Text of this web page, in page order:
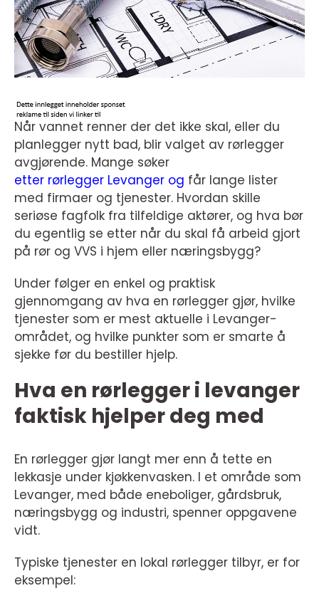
Når vannet renner der det ikke skal, eller du
planlegger nytt bad, blir valget av rørlegger
avgjørende. Mange søker
etter rørlegger Levanger og får lange lister
med firmaer og tjenester. Hvordan skille
seriøse fagfolk fra tilfeldige aktører, og hva bør
du egentlig se etter når du skal få arbeid gjort
på rør og VVS i hjem eller næringsbygg?
Under følger en enkel og praktisk
gjennomgang av hva en rørlegger gjør, hvilke
tjenester som er mest aktuelle i Levanger-
området, og hvilke punkter som er smarte å
sjekke før du bestiller hjelp.
Hva en rørlegger i levanger
faktisk hjelper deg med
En rørlegger gjør langt mer enn å tette en
lekkasje under kjøkkenvasken. I et område som
Levanger, med både eneboliger, gårdsbruk,
næringsbygg og industri, spenner oppgavene
vidt.
Typiske tjenester en lokal rørlegger tilbyr, er for
eksempel: